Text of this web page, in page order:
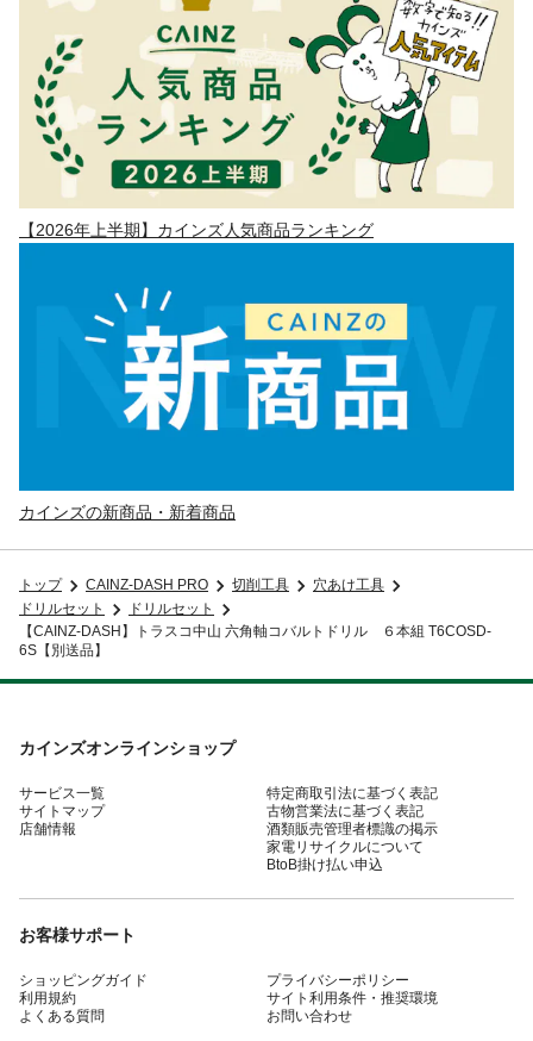
【2026年上半期】カインズ人気商品ランキング
カインズの新商品・新着商品
トップ CAINZ-DASH PRO 切削工具
穴あけ工具
ドリルセット
ドリルセット
【CAINZ-DASH】トラスコ中山 六角軸コバルトドリル ６本組 T6COSD-
6S【別送品】
カインズオンラインショップ
サービス一覧
サイトマップ
店舗情報
特定商取引法に基づく表記
古物営業法に基づく表記
酒類販売管理者標識の掲示
家電リサイクルについて
BtoB掛け払い申込
お客様サポート
ショッピングガイド
利用規約
よくある質問
プライバシーポリシー
サイト利用条件・推奨環境
お問い合わせ